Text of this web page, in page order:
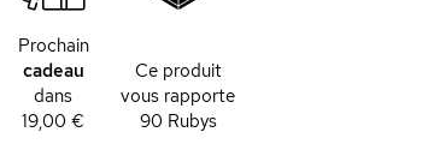
Prochain
cadeau
dans
19,00 €
Ce produit
vous rapporte
90 Rubys